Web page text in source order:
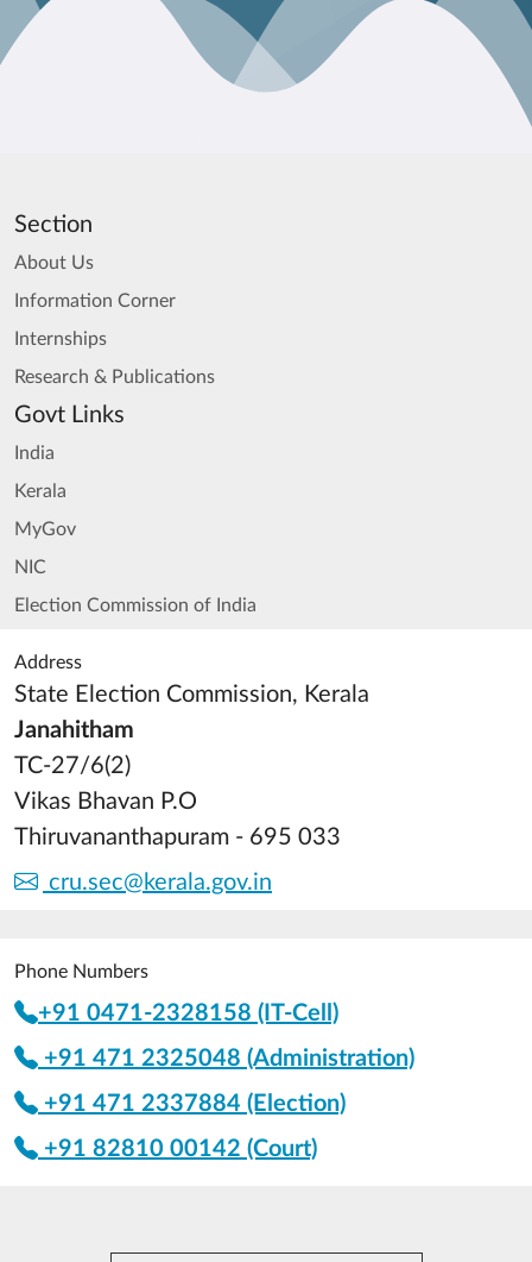
Section
About Us
Information Corner
Internships
Research & Publications
Govt Links
India
Kerala
MyGov
NIC
Election Commission of India
Address
State Election Commission, Kerala
Janahitham
TC-27/6(2)
Vikas Bhavan P.O
Thiruvananthapuram - 695 033
cru.sec@kerala.gov.in
Phone Numbers
+91 0471-2328158 (IT-Cell)
+91 471 2325048 (Administration)
+91 471 2337884 (Election)
+91 82810 00142 (Court)